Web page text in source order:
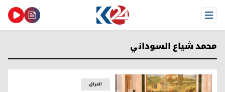
Open Menu
محمد شياع السوداني
العراق